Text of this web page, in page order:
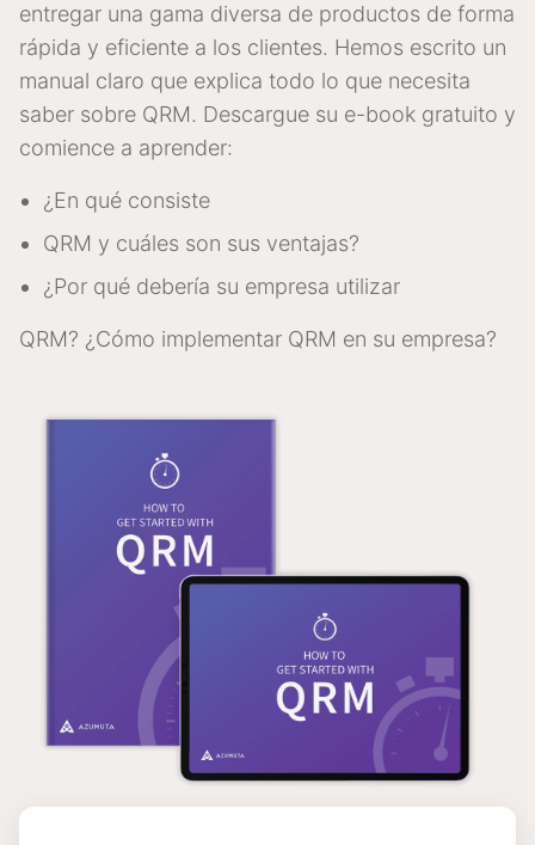
entregar una gama diversa de productos de forma
rápida y eficiente a los clientes. Hemos escrito un
manual claro que explica todo lo que necesita
saber sobre QRM. Descargue su e-book gratuito y
comience a aprender:
¿En qué consiste
QRM y cuáles son sus ventajas?
¿Por qué debería su empresa utilizar
QRM? ¿Cómo implementar QRM en su empresa?